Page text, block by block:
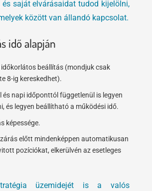
és saját elvárásaidat tudod kijelölni,
között van állandó kapcsolat.
idő alapján
időkorlátos beállítás (mondjuk csak
8-ig kereskedhet).
és napi időponttól függetlenül is legyen
és legyen beállítható a működési idő.
képessége.
előtt mindenképpen automatikusan
pozíciókat, elkerülvén az esetleges
üzemidejét is a valós